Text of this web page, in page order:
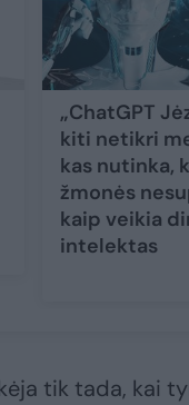
„ChatGPT
kiti netikri
kas nutinka,
žmonės
kaip veikia
intelektas
tik tada, kai